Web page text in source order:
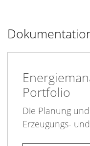
Portfolio
Die Planung
Erzeugungs-